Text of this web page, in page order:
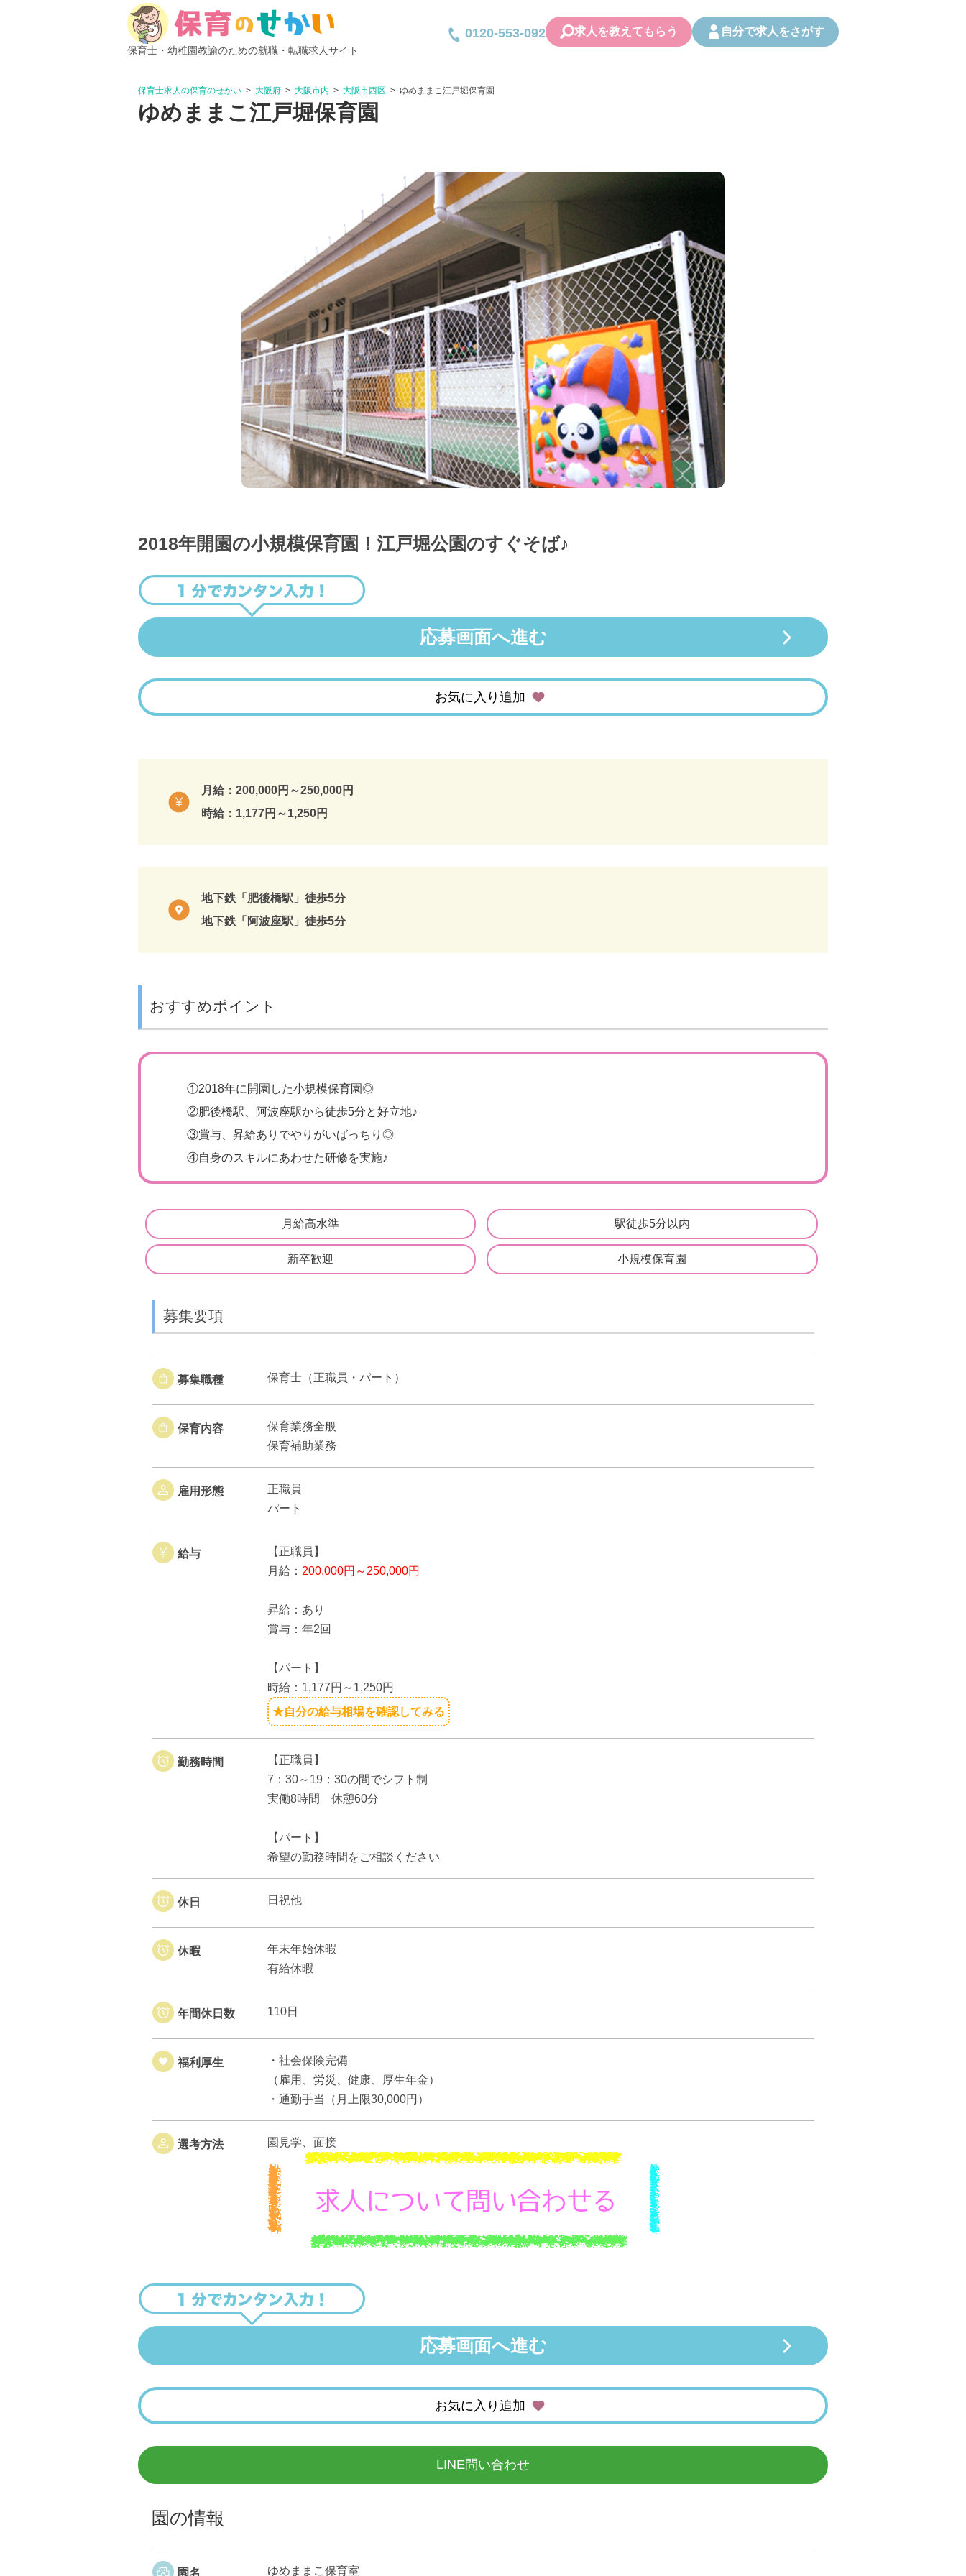
保育士・幼稚園教諭のための就職・転職求人サイト
0120-553-092 求人を教えてもらう 自分で求人をさがす
保育士求人の保育のせかい 大阪府 大阪市内 大阪市西区 ゆめままこ江戸堀保育園
ゆめままこ江戸堀保育園
2018年開園の小規模保育園！江戸堀公園のすぐそば♪
応募画面へ進む
お気に入り追加
月給：200,000円～250,000円
時給：1,177円～1,250円
地下鉄「肥後橋駅」徒歩5分
地下鉄「阿波座駅」徒歩5分
おすすめポイント
①2018年に開園した小規模保育園◎
②肥後橋駅、阿波座駅から徒歩5分と好立地♪
③賞与、昇給ありでやりがいばっちり◎
④自身のスキルにあわせた研修を実施♪
月給高水準 駅徒歩5分以内
新卒歓迎 小規模保育園
募集要項
募集職種 保育士（正職員・パート）
保育内容
保育業務全般
保育補助業務
雇用形態
正職員
パート
給与
【正職員】
月給： 200,000円～250,000円
昇給：あり
賞与：年2回
【パート】
時給：1,177円～1,250円
★自分の給与相場を確認してみる
勤務時間
【正職員】
7：30～19：30の間でシフト制
実働8時間 休憩60分
【パート】
希望の勤務時間をご相談ください
休日 日祝他
休暇
年末年始休暇
有給休暇
年間休日数 110日
福利厚生
・社会保険完備
（雇用、労災、健康、厚生年金）
・通勤手当（月上限30,000円）
選考方法 園見学、面接
応募画面へ進む
お気に入り追加
LINE問い合わせ
園の情報
園名 ゆめままこ保育室